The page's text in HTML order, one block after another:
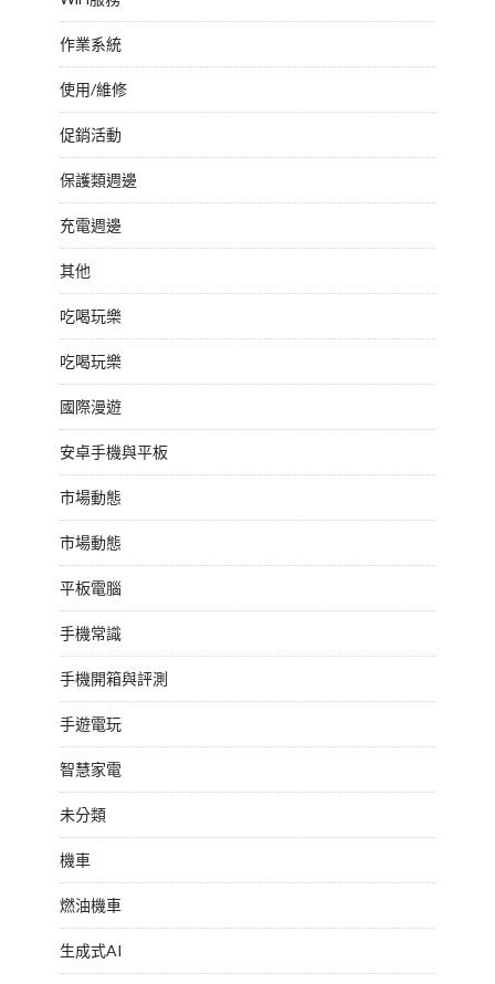
作業系統
使用/維修
促銷活動
保護類週邊
充電週邊
其他
吃喝玩樂
吃喝玩樂
國際漫遊
安卓手機與平板
市場動態
市場動態
平板電腦
手機常識
手機開箱與評測
手遊電玩
智慧家電
未分類
機車
燃油機車
生成式AI